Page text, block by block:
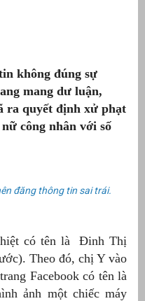
không đúng sự
mang dư luận,
ra quyết định xử phạt
công nhân với số
đăng thông tin sai trái.
có tên là Đinh Thị
Theo đó, chị Y vào
Facebook có tên là
ảnh một chiếc máy